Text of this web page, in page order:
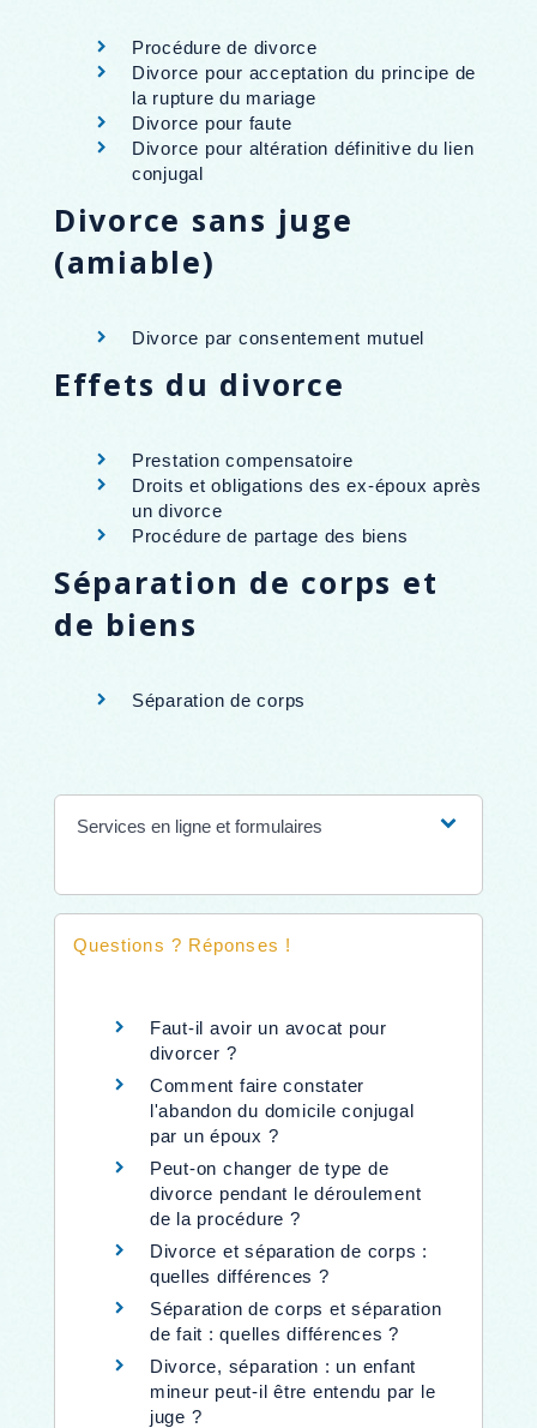
Procédure de divorce
Divorce pour acceptation du principe de
la rupture du mariage
Divorce pour faute
Divorce pour altération définitive du lien
conjugal
Divorce sans juge
(amiable)
Divorce par consentement mutuel
Effets du divorce
Prestation compensatoire
Droits et obligations des ex-époux après
un divorce
Procédure de partage des biens
Séparation de corps et
de biens
Séparation de corps
Services en ligne et formulaires
Questions ? Réponses !
Faut-il avoir un avocat pour
divorcer ?
Comment faire constater
l'abandon du domicile conjugal
par un époux ?
Peut-on changer de type de
divorce pendant le déroulement
de la procédure ?
Divorce et séparation de corps :
quelles différences ?
Séparation de corps et séparation
de fait : quelles différences ?
Divorce, séparation : un enfant
mineur peut-il être entendu par le
juge ?